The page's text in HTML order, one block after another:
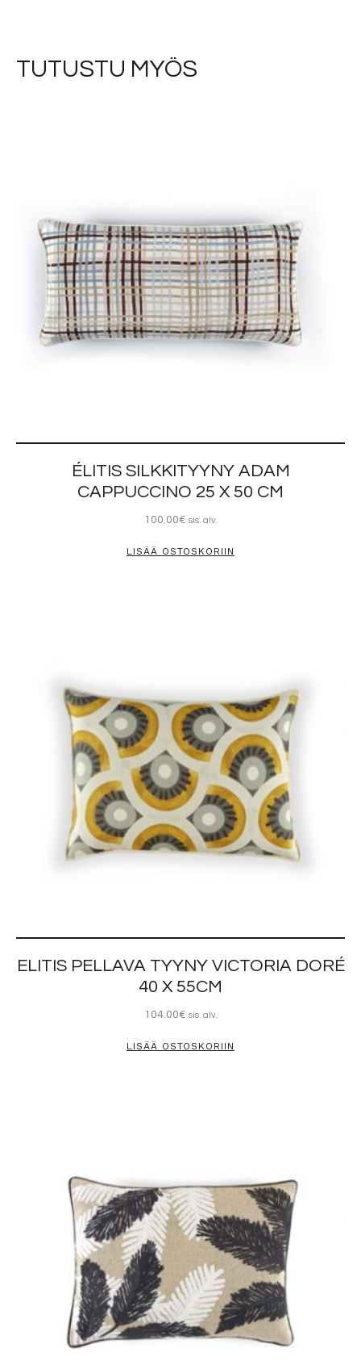
TUTUSTU MYÖS
ÉLITIS SILKKITYYNY ADAM
CAPPUCCINO 25 X 50 CM
100.00€ sis. alv.
LISÄÄ OSTOSKORIIN
ELITIS PELLAVA TYYNY VICTORIA DORÉ
40 X 55CM
104.00€ sis. alv.
LISÄÄ OSTOSKORIIN